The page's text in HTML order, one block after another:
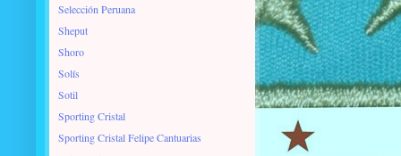
Selección Peruana
Sheput
Shoro
Solís
Sotil
Sporting Cristal
Sporting Cristal Felipe Cantuarias